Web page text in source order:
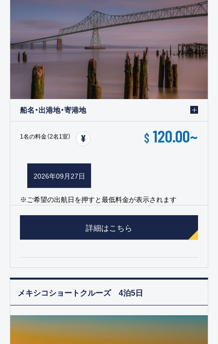
船名・出港地・寄港地
1名の料金（2名1室） $ 120.00~
2026年09月27日
※ご希望の出航日を押すと最低料金が表示されます
詳細はこちら
メキシコショートクルーズ 4泊5日